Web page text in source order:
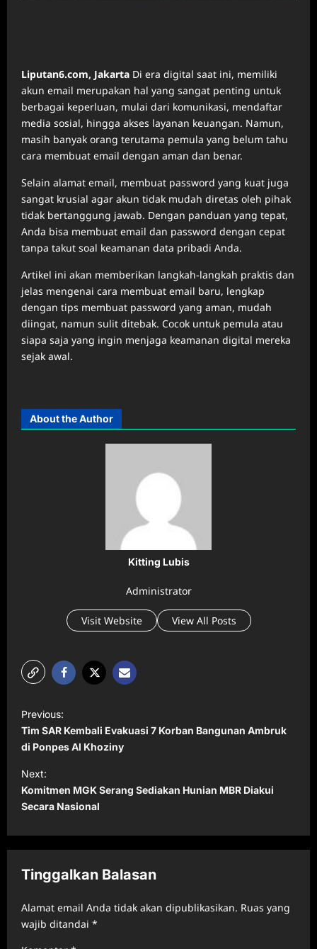
Liputan6.com, Jakarta Di era digital saat ini, memiliki
akun email merupakan hal yang sangat penting untuk
berbagai keperluan, mulai dari komunikasi, mendaftar
media sosial, hingga akses layanan keuangan. Namun,
masih banyak orang terutama pemula yang belum tahu
cara membuat email dengan aman dan benar.
Selain alamat email, membuat password yang kuat juga
sangat krusial agar akun tidak mudah diretas oleh pihak
tidak bertanggung jawab. Dengan panduan yang tepat,
Anda bisa membuat email dan password dengan cepat
tanpa takut soal keamanan data pribadi Anda.
Artikel ini akan memberikan langkah-langkah praktis dan
jelas mengenai cara membuat email baru, lengkap
dengan tips membuat password yang aman, mudah
diingat, namun sulit ditebak. Cocok untuk pemula atau
siapa saja yang ingin menjaga keamanan digital mereka
sejak awal.
About the Author
Kitting Lubis
Administrator
Visit Website View All Posts
o
s
t
n
a
v
g
a
t
Previous:
Tim SAR Kembali Evakuasi 7 Korban Bangunan Ambruk
di Ponpes Al Khoziny
Next:
Komitmen MGK Serang Sediakan Hunian MBR Diakui
Secara Nasional
Tinggalkan Balasan
Alamat email Anda tidak akan dipublikasikan. Ruas yang
wajib ditandai *